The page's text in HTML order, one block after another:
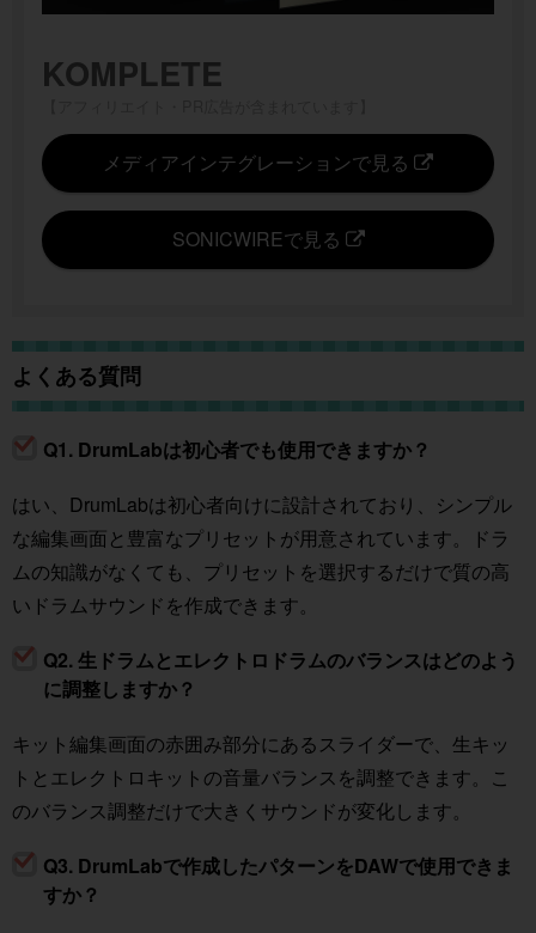
KOMPLETE
メディアインテグレーションで見る
SONICWIREで見る
よくある質問
Q1. DrumLabは初心者でも使用できますか？
はい、DrumLabは初心者向けに設計されており、シンプル
な編集画面と豊富なプリセットが用意されています。ドラ
ムの知識がなくても、プリセットを選択するだけで質の高
いドラムサウンドを作成できます。
Q2. 生ドラムとエレクトロドラムのバランスはどのよう
に調整しますか？
キット編集画面の赤囲み部分にあるスライダーで、生キッ
トとエレクトロキットの音量バランスを調整できます。こ
のバランス調整だけで大きくサウンドが変化します。
Q3. DrumLabで作成したパターンをDAWで使用できま
すか？